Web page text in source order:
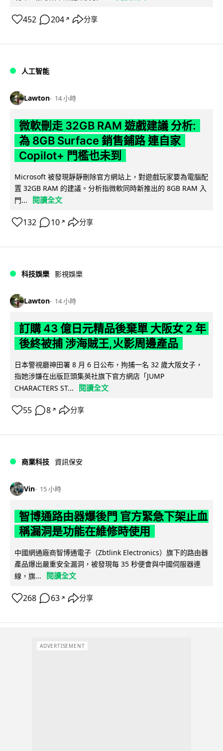
452 204 ↗ 分享
人工智能
Lawton 14 小時
微軟刪走 32GB RAM 遊戲建議 分析:
為 8GB Surface 銷售鋪路 連自家
Copilot+ 門檻也未到
Microsoft 被發現靜靜刪除官方網站上，對遊戲玩家要為電腦配
置 32GB RAM 的建議。分析指微軟同時新推出的 8GB RAM 入
門...
閱讀全文
132 10 ↗ 分享
科技娛樂 影視娛樂
Lawton 14 小時
訂購 43 億日元精品後棄單 大阪女 2 年
後終被捕 涉海賊王,火影周邊產品
日本警視廳神田署 8 月 6 日公布，拘捕一名 32 歲大阪女子，
指她涉嫌在出版巨頭集英社旗下官方網店「JUMP
CHARACTERS ST...
閱讀全文
55 8 ↗ 分享
商業科技 資訊保安
Vin 15 小時
智博通路由器爆後門 官方緊急下架止血
稱漏洞是功能在維修時使用
中國網通廠商智博通電子（Zbtlink Electronics）旗下的路由器
產品爆出嚴重安全漏洞，被發現每 35 秒便會與中國伺服器連
線，旗...
閱讀全文
268 63 ↗ 分享
ADVERTISEMENT